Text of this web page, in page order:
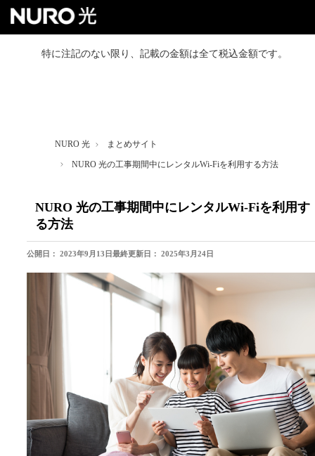
マンション向けプラン
お得なセット割
お友達紹介クーポン
特に注記のない限り、記載の金額は全て税込金額です。
NURO 光 まとめサイト
NURO 光の工事期間中にレンタルWi-Fiを利用する方法
NURO 光の工事期間中にレンタルWi-Fiを利用す
る方法
公開日： 2023年9月13日最終更新日： 2025年3月24日